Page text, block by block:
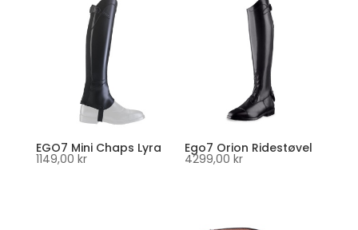
EGO7 Mini Chaps Lyra
1149,00 kr
Ego7 Orion Ridestøvel
4299,00kr